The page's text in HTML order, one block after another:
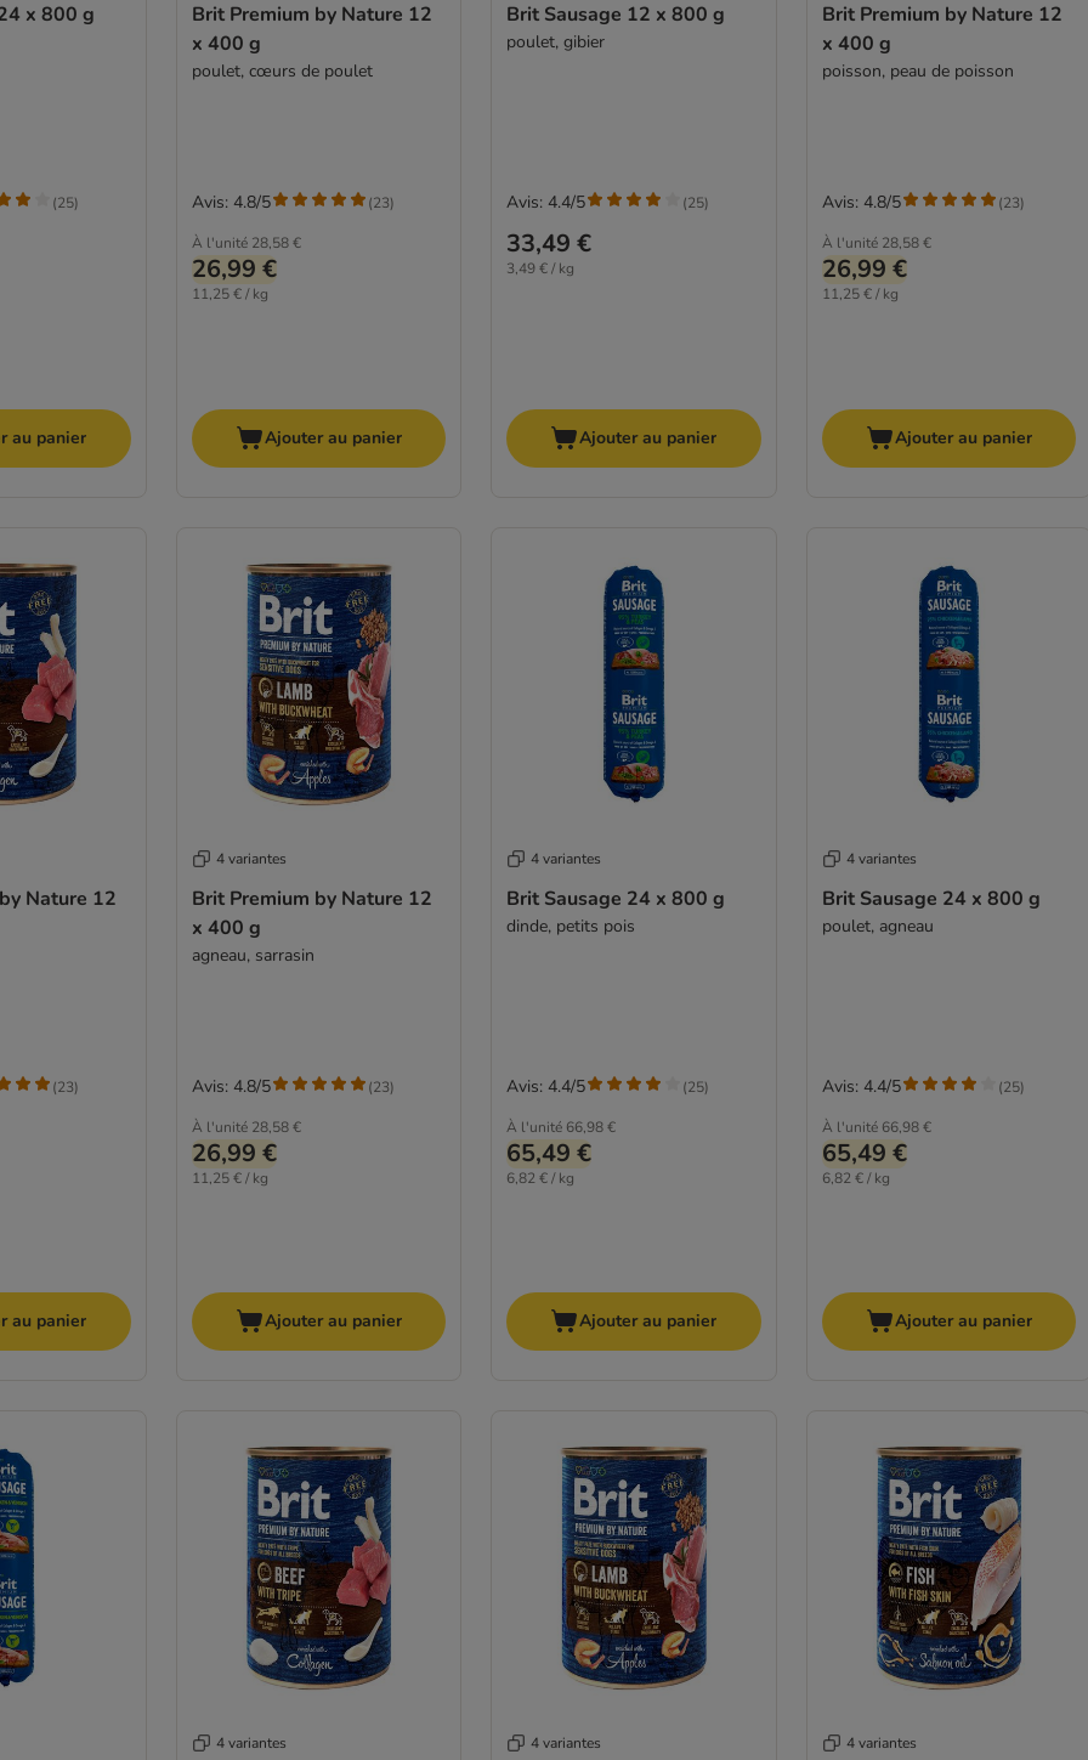
x 800 g
(25)
au panier
Brit Premium by Nature 12
x 400 g
poulet, cœurs de poulet
À l'unité 28,58 €
26,99 €
11,25 € / kg
Avis: 4.8/5 (23)
Ajouter au panier
Brit Sausage 12 x 800 g
poulet, gibier
33,49 €
3,49 € / kg
Avis: 4.4/5 (25)
Ajouter au panier
Brit Premium by Nature 12
x 400 g
poisson, peau de poisson
À l'unité 28,58 €
26,99 €
11,25 € / kg
Avis: 4.8/5 (23)
Ajouter au panier
Nature 12
(23)
au panier
4 variantes
Brit Premium by Nature 12
x 400 g
agneau, sarrasin
À l'unité 28,58 €
26,99 €
11,25 € / kg
Avis: 4.8/5 (23)
Ajouter au panier
4 variantes
Brit Sausage 24 x 800 g
dinde, petits pois
À l'unité 66,98 €
65,49 €
6,82 € / kg
Avis: 4.4/5 (25)
Ajouter au panier
4 variantes
Brit Sausage 24 x 800 g
poulet, agneau
À l'unité 66,98 €
65,49 €
6,82 € / kg
Avis: 4.4/5 (25)
Ajouter au panier
4 variantes 4 variantes 4 variantes